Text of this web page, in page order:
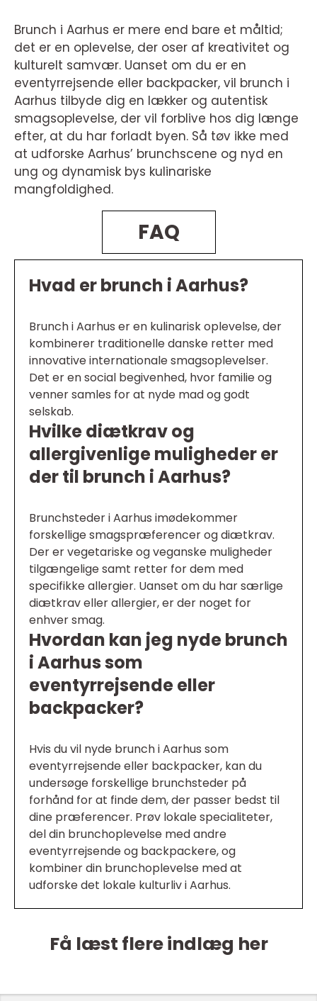
Brunch i Aarhus er mere end bare et måltid;
det er en oplevelse, der oser af kreativitet og
kulturelt samvær. Uanset om du er en
eventyrrejsende eller backpacker, vil brunch i
Aarhus tilbyde dig en lækker og autentisk
smagsoplevelse, der vil forblive hos dig længe
efter, at du har forladt byen. Så tøv ikke med
at udforske Aarhus’ brunchscene og nyd en
ung og dynamisk bys kulinariske
mangfoldighed.
FAQ
Hvad er brunch i Aarhus?
Brunch i Aarhus er en kulinarisk oplevelse, der
kombinerer traditionelle danske retter med
innovative internationale smagsoplevelser.
Det er en social begivenhed, hvor familie og
venner samles for at nyde mad og godt
selskab.
Hvilke diætkrav og
allergivenlige muligheder er
der til brunch i Aarhus?
Brunchsteder i Aarhus imødekommer
forskellige smagspræferencer og diætkrav.
Der er vegetariske og veganske muligheder
tilgængelige samt retter for dem med
specifikke allergier. Uanset om du har særlige
diætkrav eller allergier, er der noget for
enhver smag.
Hvordan kan jeg nyde brunch
i Aarhus som
eventyrrejsende eller
backpacker?
Hvis du vil nyde brunch i Aarhus som
eventyrrejsende eller backpacker, kan du
undersøge forskellige brunchsteder på
forhånd for at finde dem, der passer bedst til
dine præferencer. Prøv lokale specialiteter,
del din brunchoplevelse med andre
eventyrrejsende og backpackere, og
kombiner din brunchoplevelse med at
udforske det lokale kulturliv i Aarhus.
Få læst flere indlæg her